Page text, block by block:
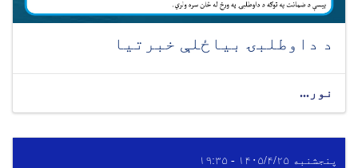
د داوطلبۍ بیاځلې خبرتیا
نور...
پنجشنبه ۱۴۰۵/۴/۲۵ - ۱۹:۳۵